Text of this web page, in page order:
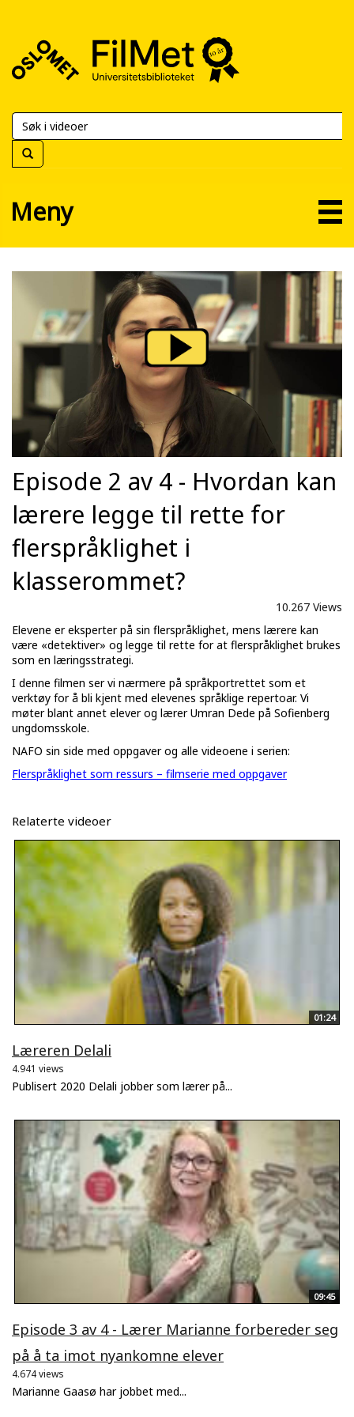
FilMet
Universitetsbiblioteket
Meny
Episode 2 av 4 - Hvordan kan
lærere legge til rette for
flerspråklighet i
klasserommet?
10.267 Views
Elevene er eksperter på sin flerspråklighet, mens lærere kan
være «detektiver» og legge til rette for at flerspråklighet brukes
som en læringsstrategi.
I denne filmen ser vi nærmere på språkportrettet som et
verktøy for å bli kjent med elevenes språklige repertoar. Vi
møter blant annet elever og lærer Umran Dede på Sofienberg
ungdomsskole.
NAFO sin side med oppgaver og alle videoene i serien:
Flerspråklighet som ressurs – filmserie med oppgaver
Relaterte videoer
01:24
Læreren Delali
4.941 views
Publisert 2020 Delali jobber som lærer på...
09:45
Episode 3 av 4 - Lærer Marianne forbereder seg
på å ta imot nyankomne elever
4.674 views
Marianne Gaasø har jobbet med...